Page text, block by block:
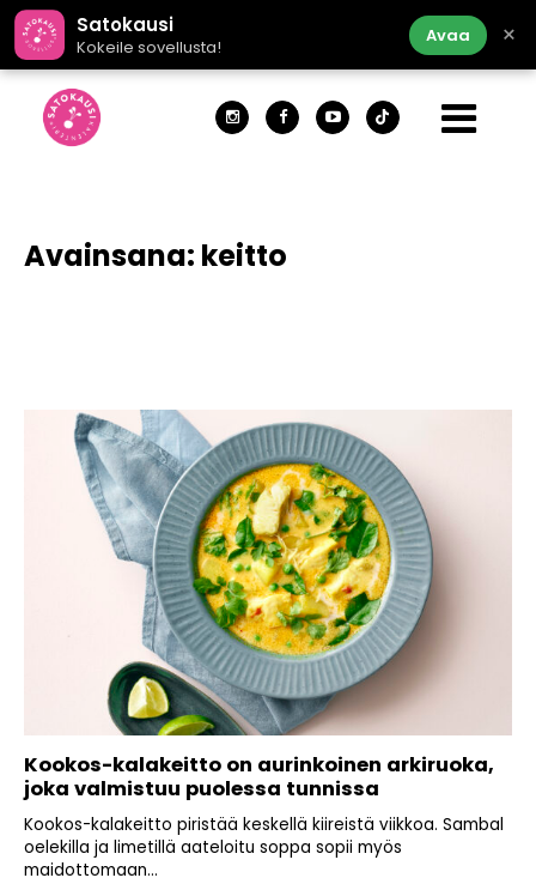
Satokausi
Kokeile sovellusta!
Avaa ×
Avainsana: keitto
Kookos-kalakeitto on aurinkoinen arkiruoka,
joka valmistuu puolessa tunnissa
Kookos-kalakeitto piristää keskellä kiireistä viikkoa. Sambal
oelekilla ja limetillä aateloitu soppa sopii myös
maidottomaan...